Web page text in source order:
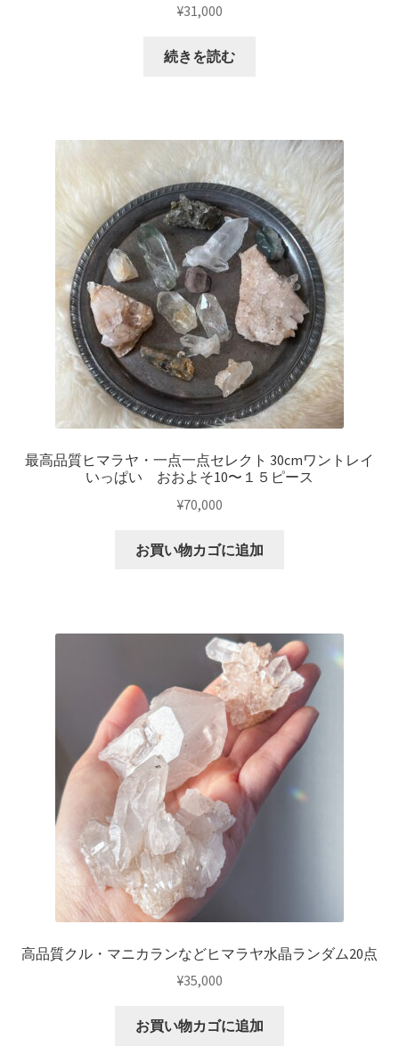
¥31,000
続きを読む
最高品質ヒマラヤ・一点一点セレクト 30cmワントレイ
いっぱい おおよそ10〜１５ピース
¥70,000
お買い物カゴに追加
高品質クル・マニカランなどヒマラヤ水晶ランダム20点
¥35,000
お買い物カゴに追加